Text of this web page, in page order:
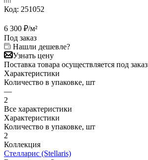
Код: 251052
6 300 ₽/м²
Под заказ
Нашли дешевле?
Узнать цену
Поставка товара осуществляется под заказ
Характеристики
Количество в упаковке, шт
—
2
Все характеристики
Характеристики
Количество в упаковке, шт
2
Коллекция
Стелларис (Stellaris)